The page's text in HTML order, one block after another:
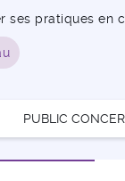
pratiques en
PUBLIC